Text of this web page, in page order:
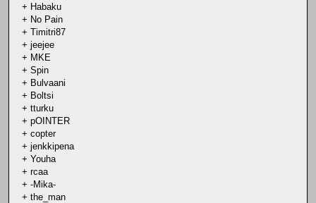
+ Habaku
+ No Pain
+ Timitri87
+ jeejee
+ MKE
+ Spin
+ Bulvaani
+ Boltsi
+ tturku
+ pOINTER
+ copter
+ jenkkipena
+ Youha
+ rcaa
+ -Mika-
+ the_man